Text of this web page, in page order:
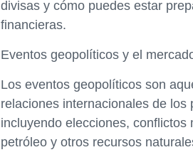
divisas y cómo puedes estar
financieras.
Eventos geopolíticos y el
Los eventos geopolíticos son
relaciones internacionales de
incluyendo elecciones,
petróleo y otros recursos